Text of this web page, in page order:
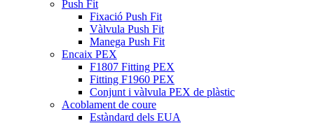
Push Fit
Fixació Push Fit
Vàlvula Push Fit
Manega Push Fit
Encaix PEX
F1807 Fitting PEX
Fitting F1960 PEX
Conjunt i vàlvula PEX de plàstic
Acoblament de coure
Estàndard dels EUA